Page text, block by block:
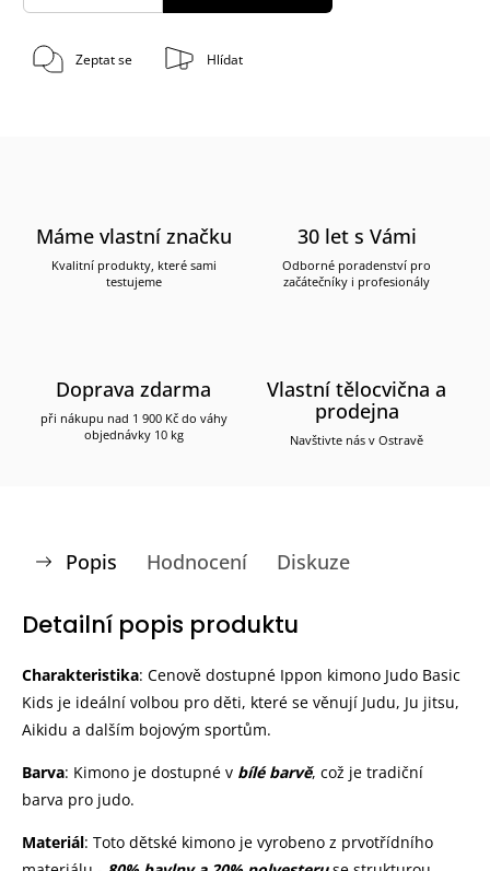
Zeptat se Hlídat
Máme vlastní značku
Kvalitní produkty, které sami
testujeme
30 let s Vámi
Odborné poradenství pro
začátečníky i profesionály
Doprava zdarma
při nákupu nad 1 900 Kč do váhy
objednávky 10 kg
Vlastní tělocvična a
prodejna
Navštivte nás v Ostravě
Popis Hodnocení Diskuze
Detailní popis produktu
Charakteristika: Cenově dostupné Ippon kimono Judo Basic
Kids je ideální volbou pro děti, které se věnují Judu, Ju jitsu,
Aikidu a dalším bojovým sportům.
Barva: Kimono je dostupné v bílé barvě, což je tradiční
barva pro judo.
Materiál: Toto dětské kimono je vyrobeno z prvotřídního